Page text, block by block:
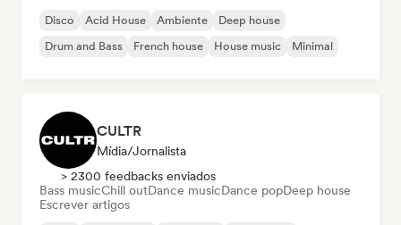
Disco Acid House Ambiente
Deep house
Drum and Bass
French house House music Minimal
CULTR
Mídia/Jornalista
> 2300 feedbacks enviados
Bass musicChill outDance musicDance popDeep house
Escrever artigos